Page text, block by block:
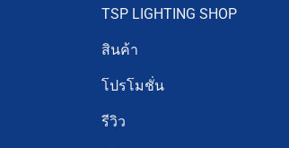
TSP LIGHTING SHOP
สินค้า
โปรโมชั่น
รีวิว